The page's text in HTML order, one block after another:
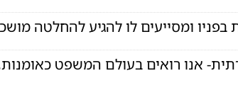
ומסייעים לו להגיע להחלטה
אנו רואים בעולם המשפט